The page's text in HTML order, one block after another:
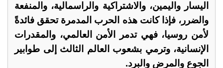
اليسار واليمين، والاشتراكية والراسمالية، والمنفعة
والضرر، فإذا كانت هذه الحرب المدمرة تحقق فائدةً
لأمن روسيا، فهي تدمر الأمن العالمي، والمقدرات
الإنسانية، وترمي بشعوب العالم الثالث إلى طوابير
الجوع والمرض والبرد.